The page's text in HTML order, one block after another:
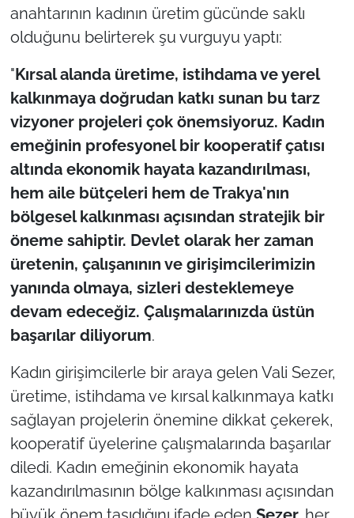
anahtarının kadının üretim gücünde saklı
olduğunu belirterek şu vurguyu yaptı:
"Kırsal alanda üretime, istihdama ve yerel
kalkınmaya doğrudan katkı sunan bu tarz
vizyoner projeleri çok önemsiyoruz. Kadın
emeğinin profesyonel bir kooperatif çatısı
altında ekonomik hayata kazandırılması,
hem aile bütçeleri hem de Trakya'nın
bölgesel kalkınması açısından stratejik bir
öneme sahiptir. Devlet olarak her zaman
üretenin, çalışanının ve girişimcilerimizin
yanında olmaya, sizleri desteklemeye
devam edeceğiz. Çalışmalarınızda üstün
başarılar diliyorum.
Kadın girişimcilerle bir araya gelen Vali Sezer,
üretime, istihdama ve kırsal kalkınmaya katkı
sağlayan projelerin önemine dikkat çekerek,
kooperatif üyelerine çalışmalarında başarılar
diledi. Kadın emeğinin ekonomik hayata
kazandırılmasının bölge kalkınması açısından